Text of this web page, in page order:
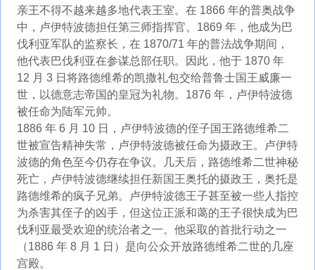
亲王不得不越来越多地代表王室。在 1866 年的普奥战争
中，卢伊特波德担任第三师指挥官。1869 年，他成为巴
伐利亚军队的监察长，在 1870/71 年的普法战争期间，
他代表巴伐利亚在参谋总部任职。因此，他于 1870 年
12 月 3 日将路德维希的凯撒礼包交给普鲁士国王威廉一
世，以德意志帝国的皇冠为礼物。1876 年，卢伊特波德
被任命为陆军元帅。
1886 年 6 月 10 日，卢伊特波德的侄子国王路德维希二
世被宣告精神失常，卢伊特波德被任命为摄政王。卢伊特
波德的角色至今仍存在争议。几天后，路德维希二世神秘
死亡，卢伊特波德继续担任新国王奥托的摄政王，奥托是
路德维希的疯子兄弟。卢伊特波德王子甚至被一些人指控
为杀害其侄子的凶手，但这位正派和蔼的王子很快成为巴
伐利亚最受欢迎的统治者之一。他采取的首批行动之一
（1886 年 8 月 1 日）是向公众开放路德维希二世的几座
宫殿。